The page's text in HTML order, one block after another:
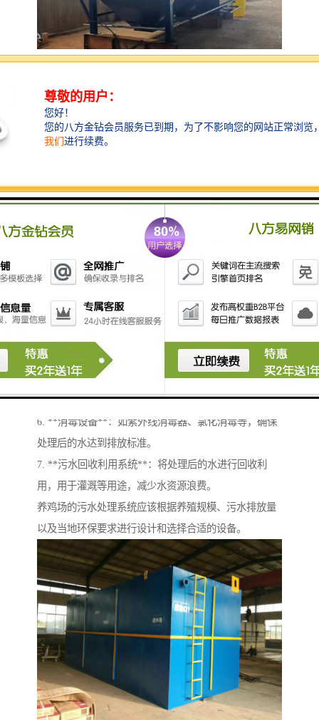
养鸡场的污水处理设备主要用于处理养鸡过程中产生的
理设备包括：
1. **沉淀池**：通过重力作用使污水中的固体颗粒沉
淀，去除部分悬浮物。
2. **生物处理池**：利用微生物对污水中的有机物进行
分解，常见的有活性污泥法、厌氧消化等。
悬浮物和污染物。
等，去除水中溶解的污染物。
5. **膜过滤设备**：如超滤、纳滤和反渗透等，用于进
一步净化水质。
6. **消毒设备**：如紫外线消毒器、氯化消毒等，确保
处理后的水达到排放标准。
7. **污水回收利用系统**：将处理后的水进行回收利
用，用于灌溉等用途，减少水资源浪费。
养鸡场的污水处理系统应该根据养殖规模、污水排放量
以及当地环保要求进行设计和选择合适的设备。